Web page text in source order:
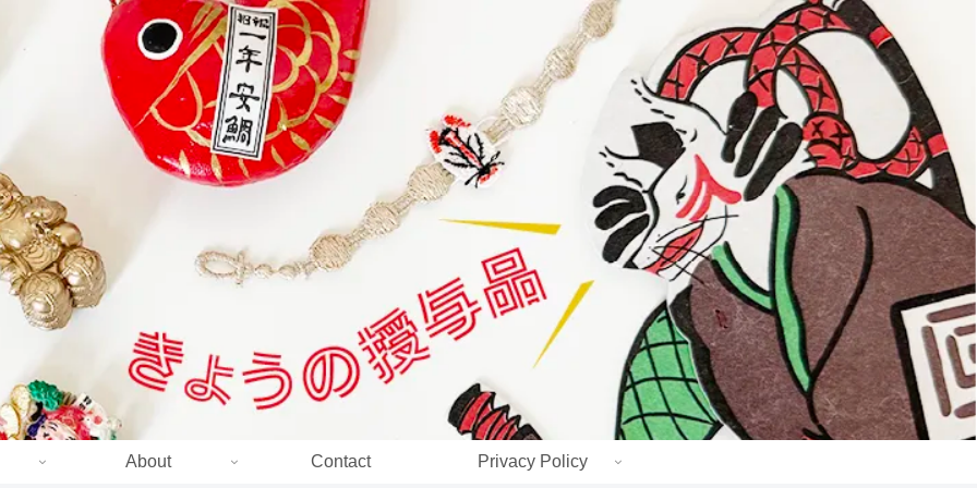
About Contact Privacy Policy